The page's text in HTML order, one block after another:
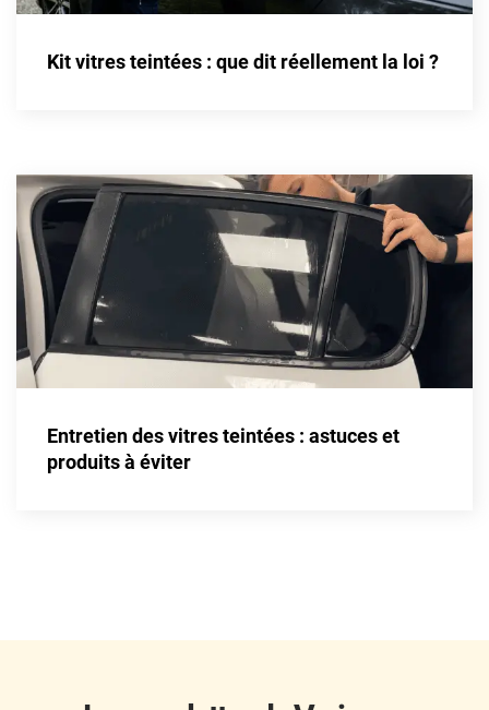
Eagle
Fiat
Fisker
Ford
Foton
Holden
Kit vitres teintées : que dit réellement la loi ?
Entretien des vitres teintées : astuces et
produits à éviter